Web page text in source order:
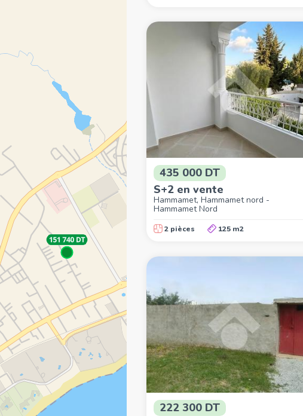
435 000 DT
S+2 en vente
Hammamet, Hammamet nord -
Hammamet Nord
2 pièces 125 m2
222 300 DT